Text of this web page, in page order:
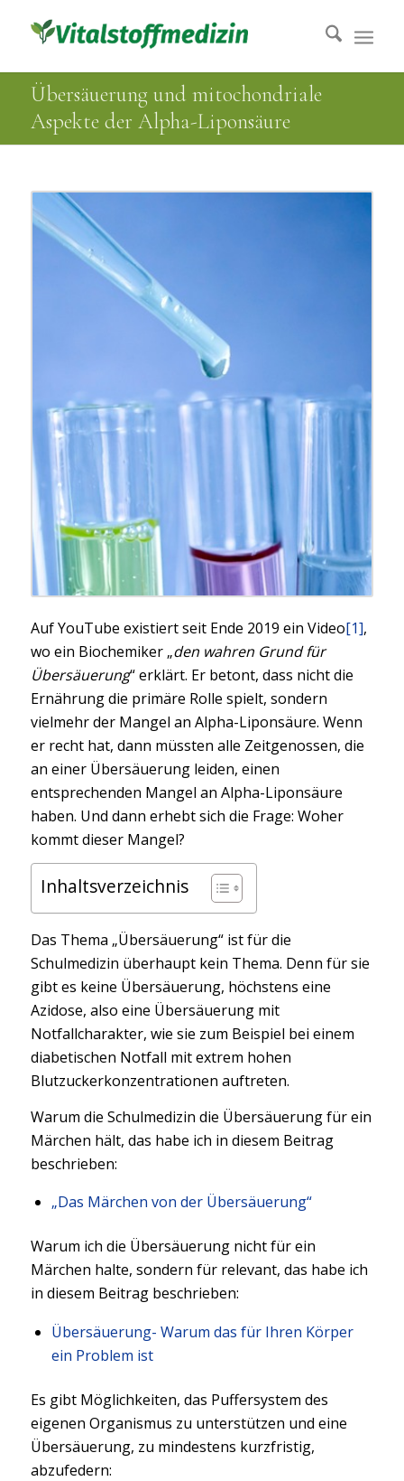
Übersäuerung und mitochondriale
Aspekte der Alpha-Liponsäure
Auf YouTube existiert seit Ende 2019 ein Video[1],
wo ein Biochemiker „den wahren Grund für
Übersäuerung“ erklärt. Er betont, dass nicht die
Ernährung die primäre Rolle spielt, sondern
vielmehr der Mangel an Alpha-Liponsäure. Wenn
er recht hat, dann müssten alle Zeitgenossen, die
an einer Übersäuerung leiden, einen
entsprechenden Mangel an Alpha-Liponsäure
haben. Und dann erhebt sich die Frage: Woher
kommt dieser Mangel?
Inhaltsverzeichnis
Das Thema „Übersäuerung“ ist für die
Schulmedizin überhaupt kein Thema. Denn für sie
gibt es keine Übersäuerung, höchstens eine
Azidose, also eine Übersäuerung mit
Notfallcharakter, wie sie zum Beispiel bei einem
diabetischen Notfall mit extrem hohen
Blutzuckerkonzentrationen auftreten.
Warum die Schulmedizin die Übersäuerung für ein
Märchen hält, das habe ich in diesem Beitrag
beschrieben:
„Das Märchen von der Übersäuerung“
Warum ich die Übersäuerung nicht für ein
Märchen halte, sondern für relevant, das habe ich
in diesem Beitrag beschrieben:
Übersäuerung- Warum das für Ihren Körper
ein Problem ist
Es gibt Möglichkeiten, das Puffersystem des
eigenen Organismus zu unterstützen und eine
Übersäuerung, zu mindestens kurzfristig,
abzufedern: